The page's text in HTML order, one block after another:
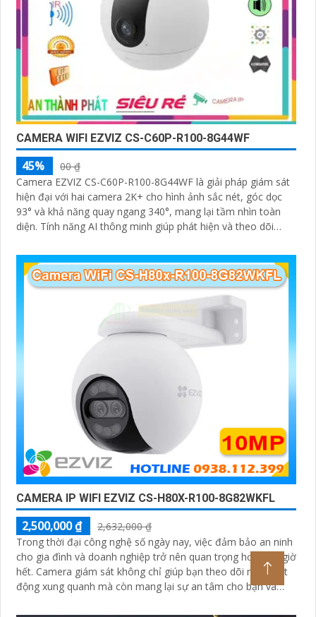
CAMERA WIFI EZVIZ CS-C60P-R100-8G44WF
45%
00 ₫
Camera EZVIZ CS-C60P-R100-8G44WF là giải pháp giám sát
hiện đại với hai camera 2K+ cho hình ảnh sắc nét, góc dọc
93° và khả năng quay ngang 340°, mang lại tầm nhìn toàn
diện. Tính năng AI thông minh giúp phát hiện và theo dõi
CAMERA IP WIFI EZVIZ CS-H80X-R100-8G82WKFL
2,500,000 ₫
2,632,000 ₫
Trong thời đại công nghệ số ngày nay, việc đảm bảo an ninh
cho gia đình và doanh nghiệp trở nên quan trọng hơn bao giờ
hết. Camera giám sát không chỉ giúp bạn theo dõi mọi hoạt
động xung quanh mà còn mang lại sự an tâm cho bạn và